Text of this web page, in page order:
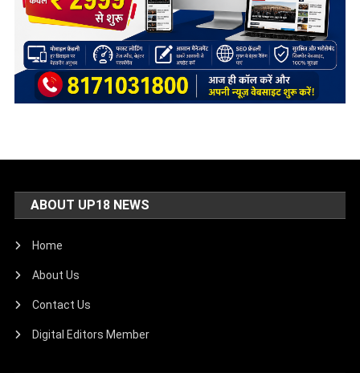
ABOUT UP18 NEWS
Home
About Us
Contact Us
Digital Editors Member